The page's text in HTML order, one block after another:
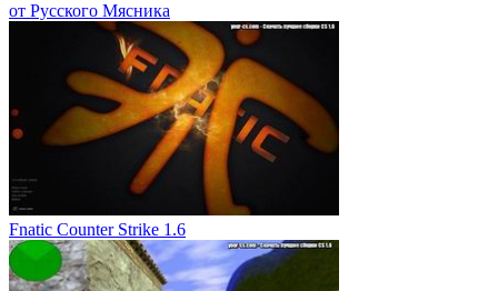
от Русского Мясника
Fnatic Counter Strike 1.6